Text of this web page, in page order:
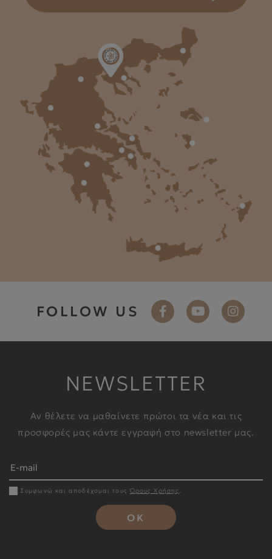
FOLLOW US
NEWSLETTER
Αν θέλετε να μαθαίνετε πρώτοι τα νέα και τις
προσφορές μας κάντε εγγραφή στο newsletter μας.
Συμφωνώ και αποδέχομαι τουςΌρους Χρήσης .
OK